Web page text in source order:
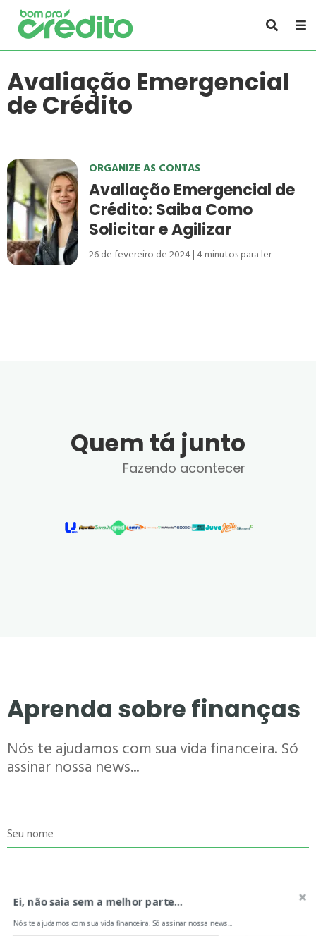
Avaliação Emergencial
de Crédito
ORGANIZE AS CONTAS
Avaliação Emergencial de
Crédito: Saiba Como
Solicitar e Agilizar
26 de fevereiro de 2024 4minutos para ler
Quem tá junto
Fazendo acontecer
Aprenda sobre finanças
Nós te ajudamos com sua vida financeira. Só
assinar nossa news...
Seu nome
Ei, não saia sem a melhor parte...
Nós te ajudamos com sua vida financeira. Só assinar nossa news...